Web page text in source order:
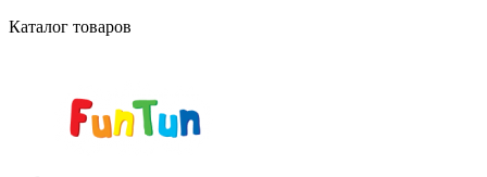
Каталог товаров